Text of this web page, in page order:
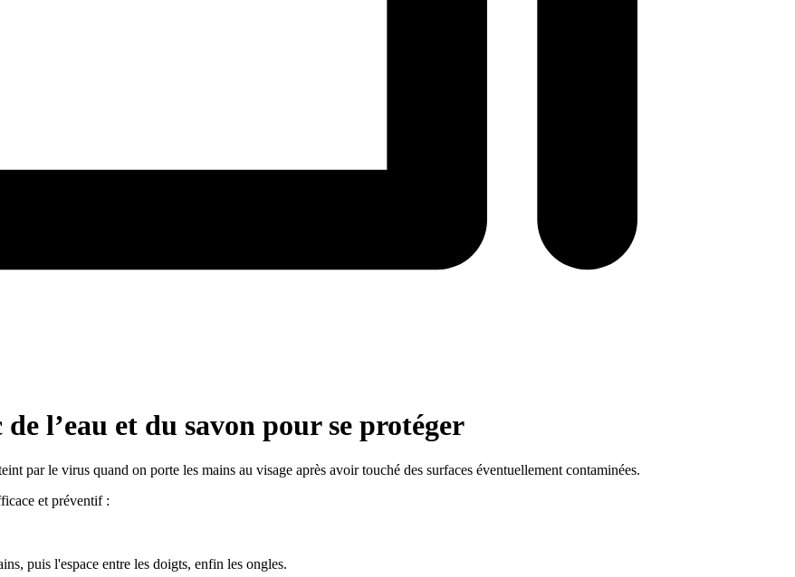
l’eau et du savon pour se protéger
par le virus quand on porte les mains au visage après avoir touché des surfaces éventuellement contaminées.
et préventif :
puis l'espace entre les doigts, enfin les ongles.